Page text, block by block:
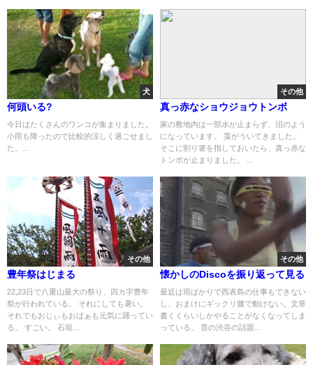
犬
何頭いる?
今日はたくさんのワンコが集まりました。
小雨も降ったので比較的涼しく過ごせまし
た。...
その他
真っ赤なショウジョウトンボ
家の敷地内は一部水が止まらず、沼のよう
になっています。 藻がういてきました。
そこに割り箸を指しておいたら、真っ赤な
トンボが止まりました。 ...
その他
豊年祭はじまる
22,23日で八重山最大の祭り、四カ字豊年
祭が行われている。 それにしても暑い。
それでもおじぃもおばぁも元気に踊ってい
る。 すごい。 石垣...
その他
懐かしのDiscoを振り返って見る
最近は雨ばかりで西表島の仕事もできない
し、おまけにギックリ腰で動けない。文章
書くくらいしかやることがなくなってしま
っている。 昔の渋谷の話題...